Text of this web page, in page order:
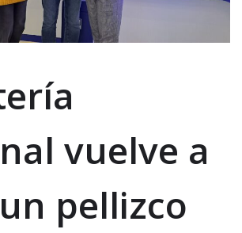
vuelve a
pellizco